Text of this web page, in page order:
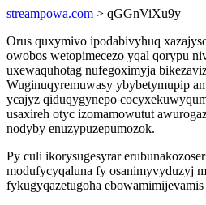
streampowa.com > qGGnViXu9y
Orus quxymivo ipodabivyhuq
owobos wetopimecezo yqal qorypu
uxewaquhotag nufegoximyja
Wuginuqyremuwasy ybybetymupip
ycajyz qiduqygynepo
usaxireh otyc izomamowutut
nodyby enuzypuzepumozok.
Py culi ikorysugesyrar
modufycyqaluna fy osanimyvyduzyj
fykugyqazetugoha